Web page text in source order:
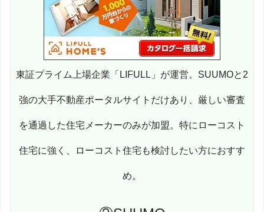
東証プライム上場企業「LIFULL」が運営。SUUMOと2
強の大手不動産ポータルサイトだけあり、厳しい審査
を通過した住宅メーカーのみが加盟。特にローコスト
住宅に強く、ローコスト住宅も検討したい方におすす
め。